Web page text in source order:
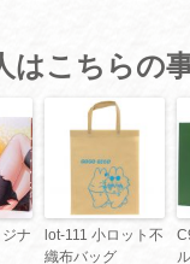
はこちらの
ナ
lot-111 小ロット不
織布バッグ